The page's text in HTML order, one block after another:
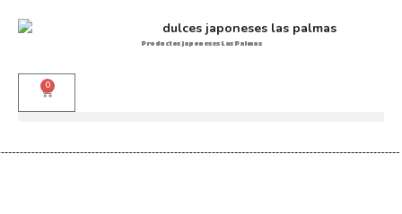
Productos japoneses Las Palmas
0